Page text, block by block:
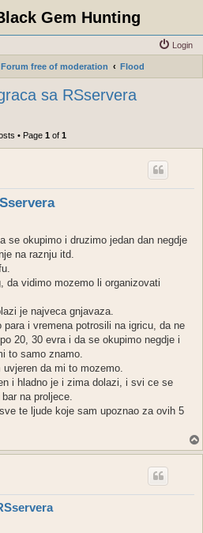
Gem Hunting
Login
Forum free of moderation Flood
sa RSservera
• Page 1of 1
se okupimo i druzimo jedan dan negdje
na raznju itd.
da vidimo mozemo li organizovati
je najveca gnjavaza.
i vremena potrosili na igricu, da ne
20, 30 evra i da se okupimo negdje i
to samo znamo.
da mi to mozemo.
i hladno je i zima dolazi, i svi ce se
na proljece.
te ljude koje sam upoznao za ovih 5